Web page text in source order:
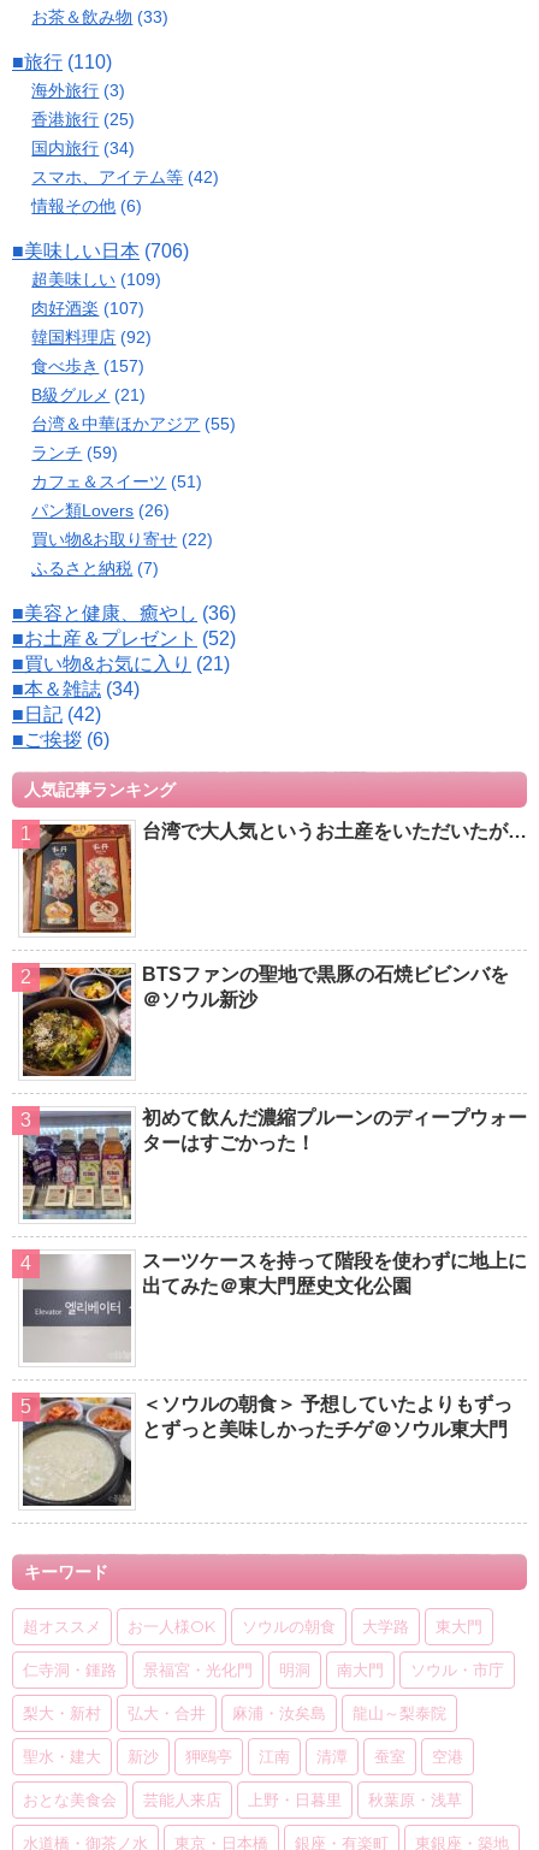
お茶＆飲み物 (33)
■旅行 (110)
海外旅行 (3)
香港旅行 (25)
国内旅行 (34)
スマホ、アイテム等 (42)
情報その他 (6)
■美味しい日本 (706)
超美味しい (109)
肉好酒楽 (107)
韓国料理店 (92)
食べ歩き (157)
B級グルメ (21)
台湾＆中華ほかアジア (55)
ランチ (59)
カフェ＆スイーツ (51)
パン類Lovers (26)
買い物&お取り寄せ (22)
ふるさと納税 (7)
■美容と健康、癒やし (36)
■お土産＆プレゼント (52)
■買い物&お気に入り (21)
■本＆雑誌 (34)
■日記 (42)
■ご挨拶 (6)
人気記事ランキング
台湾で大人気というお土産をいただいたが…
BTSファンの聖地で黒豚の石焼ビビンバを
＠ソウル新沙
初めて飲んだ濃縮プルーンのディープウォー
ターはすごかった！
スーツケースを持って階段を使わずに地上に
出てみた＠東大門歴史文化公園
＜ソウルの朝食＞ 予想していたよりもずっ
とずっと美味しかったチゲ＠ソウル東大門
キーワード
超オススメ お一人様OK ソウルの朝食 大学路 東大門
仁寺洞・鍾路 景福宮・光化門 明洞 南大門 ソウル・市庁
梨大・新村 弘大・合井 麻浦・汝矣島 龍山～梨泰院
聖水・建大 新沙 狎鴎亭 江南 清潭 蚕室 空港
おとな美食会 芸能人来店 上野・日暮里 秋葉原・浅草
水道橋・御茶ノ水 東京・日本橋 銀座・有楽町 東銀座・築地